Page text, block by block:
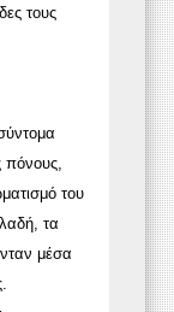
τους
πόνους,
του
τα
μέσα